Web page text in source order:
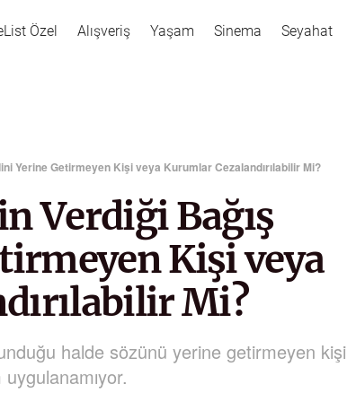
Özel Alışveriş Yaşam Sinema Seyahat
Yerine Getirmeyen Kişi veya Kurumlar Cezalandırılabilir Mi?
Verdiği Bağış
Kişi veya
Mi?
halde sözünü yerine getirmeyen kişi